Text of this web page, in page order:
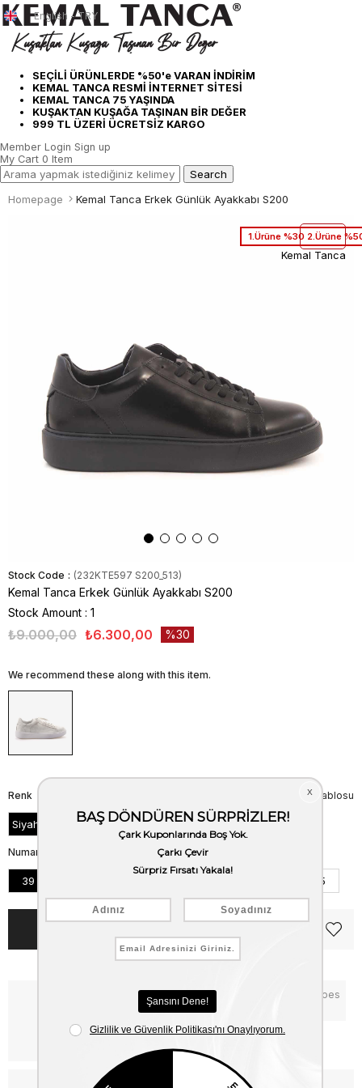
SEÇİLİ ÜRÜNLERDE %50'e VARAN İNDİRİM
KEMAL TANCA RESMİ İNTERNET SİTESİ
KEMAL TANCA 75 YAŞINDA
KUŞAKTAN KUŞAĞA TAŞINAN BİR DEĞER
999 TL ÜZERİ ÜCRETSİZ KARGO
English - TRY
Member Login Sign up
My Cart 0 Item
Homepage Kemal Tanca Erkek Günlük Ayakkabı S200
1.Ürüne %30 2.Ürüne
Kemal Tanca
Stock Code (232KTE597 S200_513)
Kemal Tanca Erkek Günlük Ayakkabı S200
Stock Amount : 1
₺9.000,00 ₺6.300,00 30
We recommend these along with this item.
Beden Tablosu
Renk
Siyah Acma
Numara
39 45
Notify me when the price goes
down